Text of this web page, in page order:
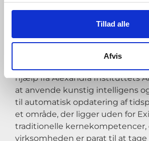
Tillad alle
Afvis
planlægningsopgaver, hvilket vil
muligt at opdage og korrigere
hjælp fra Alexandra Instituttets
at anvende kunstig intelligens
til automatisk opdatering af
et område, der ligger uden for
traditionelle kernekompetencer,
virksomheden er parat til at tage